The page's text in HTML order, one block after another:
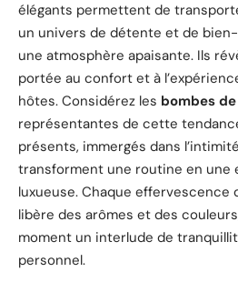
élégants permettent de
un univers de détente et de
une atmosphère apaisante. Ils
portée au confort et à
hôtes. Considérez les bombes
représentantes de cette
présents, immergés dans
transforment une routine en une
luxueuse. Chaque effervescence
libère des arômes et des
moment un interlude de
personnel.